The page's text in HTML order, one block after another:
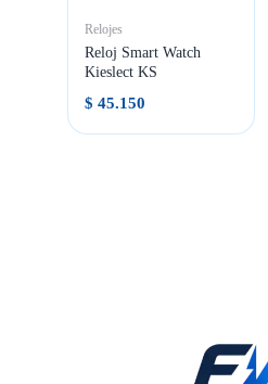
Relojes
Reloj Smart Watch
Kieslect KS
$ 45.150